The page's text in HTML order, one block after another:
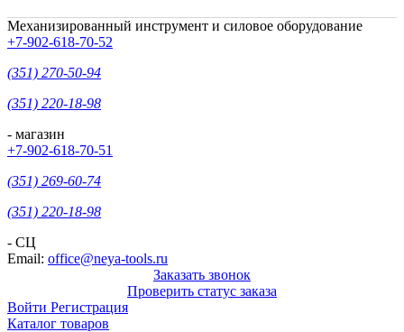
Механизированный инструмент и силовое оборудование
+7-902-618-70-52
(351) 270-50-94
(351) 220-18-98
- магазин
+7-902-618-70-51
(351) 269-60-74
(351) 220-18-98
- СЦ
Email: office@neya-tools.ru
Заказать звонок
Проверить статус заказа
Войти Регистрация
Каталог товаров